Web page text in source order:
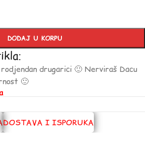
DODAJ U KORPU
drugarici 🙂 Nerviraš Dacu
🙂
DOSTAVA I ISPORUKA